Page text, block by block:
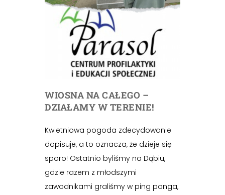
WIOSNA NA CAŁEGO –
DZIAŁAMY W TERENIE!
Kwietniowa pogoda zdecydowanie
dopisuje, a to oznacza, że dzieje się
sporo! Ostatnio byliśmy na Dąbiu,
gdzie razem z młodszymi
zawodnikami graliśmy w ping ponga,